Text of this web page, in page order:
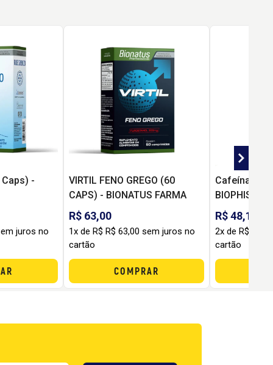
-
juros no
VIRTIL FENO GREGO (60
CAPS) - BIONATUS FARMA
R$ 63,00
1x de R$ R$ 63,00 sem juros no
cartão
COMPRAR
Cafeína
R$ 48,12
2x de R$ R$
cartão